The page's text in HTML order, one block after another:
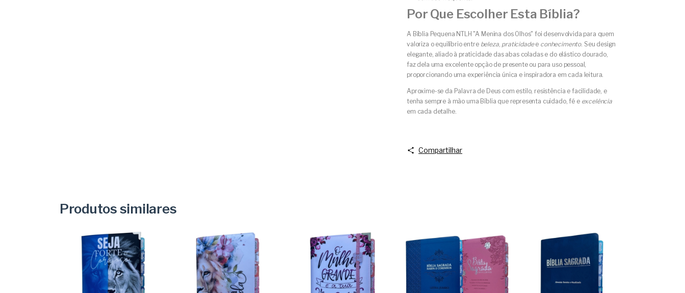
Por Que Escolher Esta Bíblia?
A Bíblia Pequena NTLH "A Menina dos Olhos" foi desenvolvida para quem
valoriza o equilíbrio entre beleza, praticidadee conhecimento. Seu design
elegante, aliado à praticidade das abas coladas e do elástico dourado,
faz dela uma excelente opção de presente ou para uso pessoal,
proporcionando uma experiência única e inspiradora em cada leitura.
Aproxime-se da Palavra de Deus com estilo, resistência e facilidade, e
tenha sempre à mão uma Bíblia que representa cuidado, fé e excelência
em cada detalhe.
Compartilhar
Produtos similares